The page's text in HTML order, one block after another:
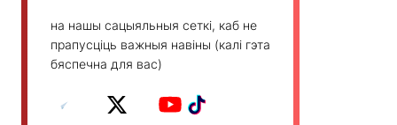
на нашы сацыяльныя сеткі, каб не
прапусціць важныя навіны (калі гэта
бяспечна для вас)